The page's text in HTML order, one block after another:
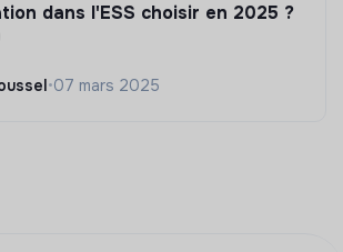
dans l'ESS choisir en 2025 ?
•07 mars 2025